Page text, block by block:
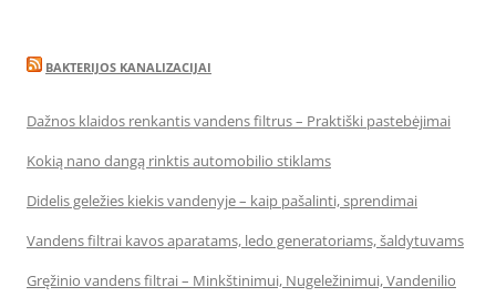
BAKTERIJOS KANALIZACIJAI
Dažnos klaidos renkantis vandens filtrus – Praktiški pastebėjimai
Kokią nano dangą rinktis automobilio stiklams
Didelis geležies kiekis vandenyje – kaip pašalinti, sprendimai
Vandens filtrai kavos aparatams, ledo generatoriams, šaldytuvams
Gręžinio vandens filtrai – Minkštinimui, Nugeležinimui, Vandenilio